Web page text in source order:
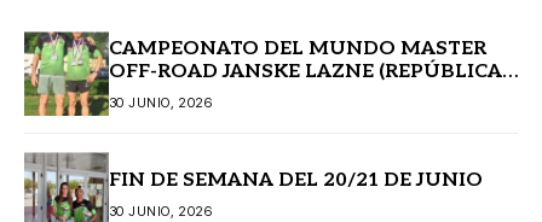
CAMPEONATO DEL MUNDO MASTER
OFF-ROAD JANSKE LAZNE (REPÚBLICA
CHECA)
30 JUNIO, 2026
FIN DE SEMANA DEL 20/21 DE JUNIO
30 JUNIO, 2026